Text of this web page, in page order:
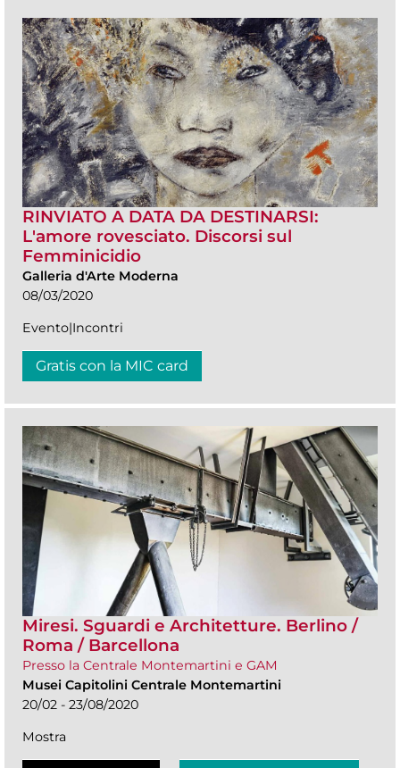
RINVIATO A DATA DA DESTINARSI:
L'amore rovesciato. Discorsi sul
Femminicidio
Galleria d'Arte Moderna
08/03/2020
Evento|Incontri
Gratis con la MIC card
Miresi. Sguardi e Architetture. Berlino /
Roma / Barcellona
Presso la Centrale Montemartini e GAM
Musei Capitolini Centrale Montemartini
20/02 - 23/08/2020
Mostra